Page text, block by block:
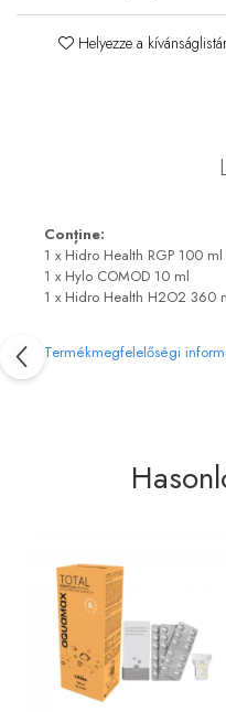
Szemegészség
Helyezze a
Conține:
1 x Hidro Health RGP 100 ml
1 x Hylo COMOD 10 ml
1 x Hidro Health H2O2 360
Termékmegfelelőségi